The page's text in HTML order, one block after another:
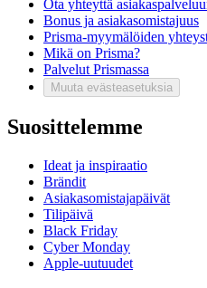
Ota yhteyttä
Bonus ja asiakasomistajuus
Prisma-myymälöiden
Mikä on Prisma?
Palvelut Prismassa
Muuta evästeasetuksia
Suosittelemme
Ideat ja inspiraatio
Brändit
Asiakasomistajapäivät
Tilipäivä
Black Friday
Cyber Monday
Apple-uutuudet